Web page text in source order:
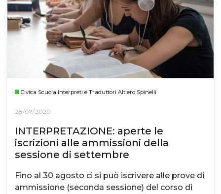
Civica Scuola Interpreti e Traduttori Altiero Spinelli
28/07/2020
INTERPRETAZIONE: aperte le
iscrizioni alle ammissioni della
sessione di settembre
Fino al 30 agosto ci si può iscrivere alle prove di
ammissione (seconda sessione) del corso di